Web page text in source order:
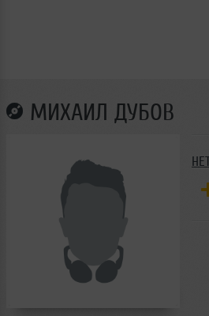
МИХАИЛ ДУБОВ